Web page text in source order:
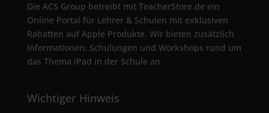
Die ACS Group betreibt mit TeacherStore.de ein
Online Portal für Lehrer & Schulen mit exklusiven
Rabatten auf Apple Produkte. Wir bieten zusätzlich
Informationen, Schulungen und Workshops rund um
das Thema iPad in der Schule an.
Wichtiger Hinweis